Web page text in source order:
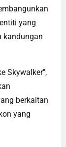
yang
kandungan
Skywalker",
berkaitan
yang